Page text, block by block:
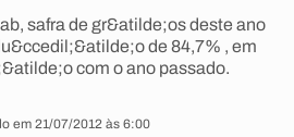
safra de gr&atilde;os deste ano
de 84,7% , em
com o ano passado.
em 21/07/2012 às 6:00